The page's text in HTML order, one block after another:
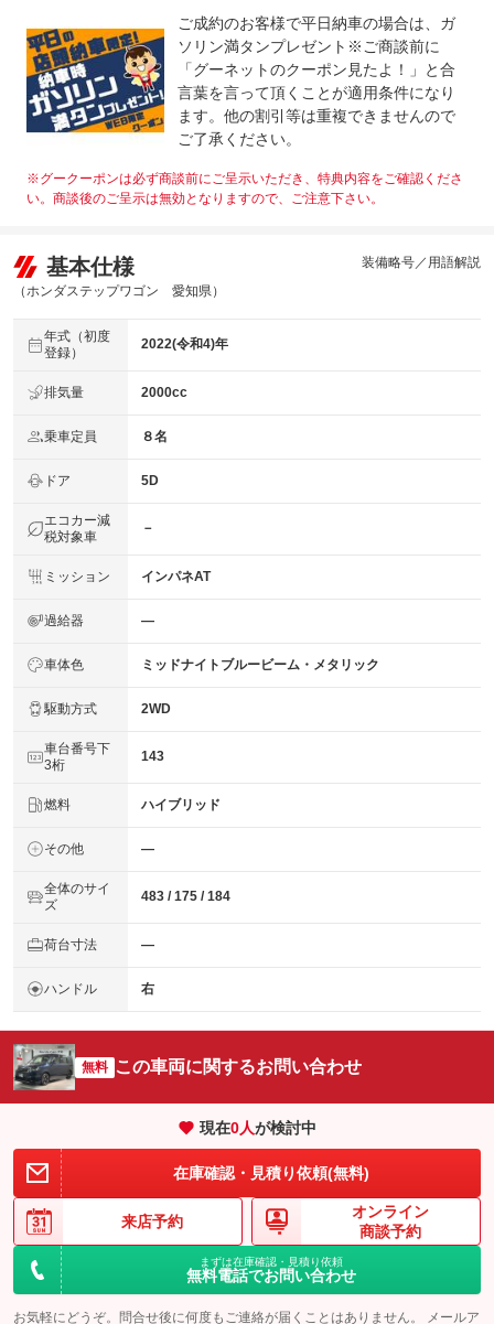
ご成約のお客様で平日納車の場合は、ガ
ソリン満タンプレゼント※ご商談前に
「グーネットのクーポン見たよ！」と合
言葉を言って頂くことが適用条件になり
ます。他の割引等は重複できませんので
ご了承ください。
※グークーポンは必ず商談前にご呈示いただき、特典内容をご確認くださ
い。商談後のご呈示は無効となりますので、ご注意下さい。
基本仕様
（ホンダステップワゴン 愛知県）
装備略号／用語解説
年式（初度
登録）
2022(令和4)年
排気量 2000cc
乗車定員 ８名
ドア 5D
エコカー減
税対象車
－
ミッション インパネAT
過給器 ―
車体色 ミッドナイトブルービーム・メタリック
駆動方式 2WD
車台番号下
3桁
143
燃料 ハイブリッド
その他 ―
全体のサイ
ズ
483 / 175 / 184
荷台寸法 ―
ハンドル 右
無料 この車両に関するお問い合わせ
現在0人が検討中
在庫確認・見積り依頼(無料)
来店予約
オンライン
商談予約
まずは在庫確認・見積り依頼
無料電話でお問い合わせ
お気軽にどうぞ。問合せ後に何度もご連絡が届くことはありません。 メールア